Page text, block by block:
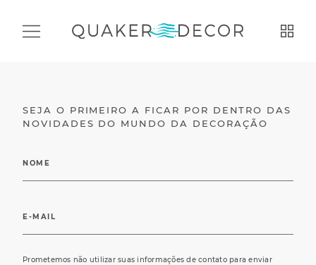
SEJA O PRIMEIRO A FICAR POR DENTRO DAS
NOVIDADES DO MUNDO DA DECORAÇÃO
Prometemos não utilizar suas informações de contato para enviar